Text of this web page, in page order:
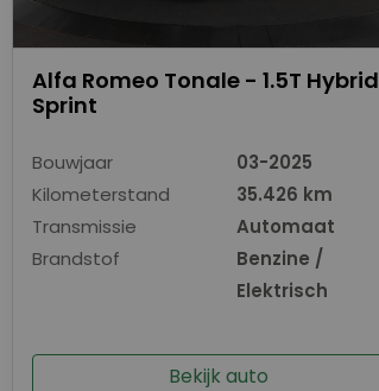
Alfa Romeo Tonale - 1.5T Hybrid
Sprint
Bouwjaar
03-2025
Kilometerstand
35.426 km
Transmissie
Automaat
Brandstof
Benzine /
Elektrisch
Bekijk auto